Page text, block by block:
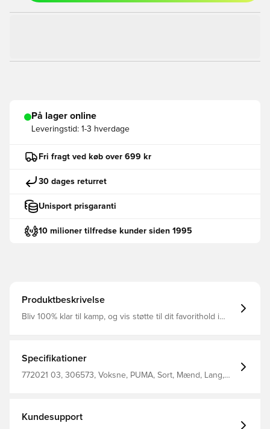
På lager online
Leveringstid: 1-3 hverdage
Fri fragt ved køb over 699 kr
30 dages returret
Unisport prisgaranti
10 milioner tilfredse kunder siden 1995
Produktbeskrivelse
Bliv 100% klar til kamp, og vis støtte til dit favorithold i
perfekte pasform Regular fit
Specifikationer
772021 03, 306573, Voksne, PUMA, Sort, Mænd, Lang,
Kundesupport